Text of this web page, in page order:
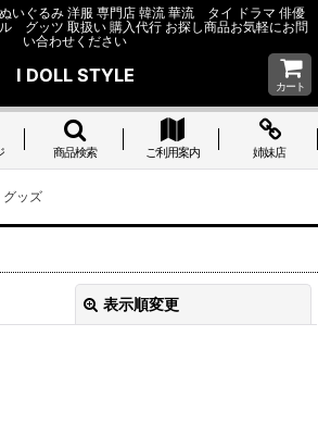
いぐるみ 洋服 専門店 韓流 華流 タイ ドラマ 俳優
グッツ 取扱い 購入代行 お探し商品お気軽にお問
い合わせください
I DOLL STYLE
カート
商品検索 ご利用案内 姉妹店
グッズ
表示順変更